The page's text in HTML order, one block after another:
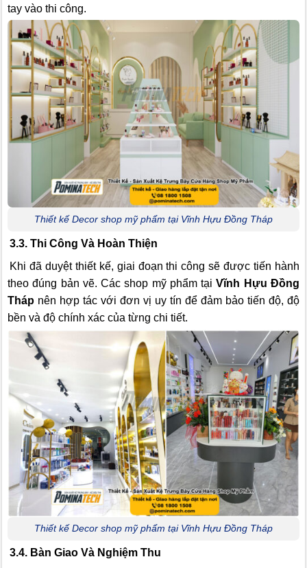
tay vào thi công.
Thiết kế Decor shop mỹ phẩm tại Vĩnh Hựu Đồng Tháp
3.3. Thi Công Và Hoàn Thiện
Khi đã duyệt thiết kế, giai đoạn thi công sẽ được tiến hành
theo đúng bản vẽ. Các shop mỹ phẩm tạiVĩnh Hựu Đồng
Tháp nên hợp tác với đơn vị uy tín để đảm bảo tiến độ, độ
bền và độ chính xác của từng chi tiết.
Thiết kế Decor shop mỹ phẩm tại Vĩnh Hựu Đồng Tháp
3.4. Bàn Giao Và Nghiệm Thu